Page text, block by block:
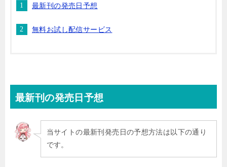
最新刊の発売日予想
無料お試し配信サービス
最新刊の発売日予想
当サイトの最新刊発売日の予想方法は以下の通り
です。